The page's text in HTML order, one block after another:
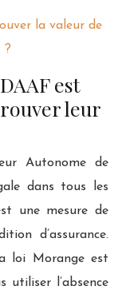
la valeur de
?
est
leur
Autonome de
dans tous les
une mesure de
d’assurance.
loi Morange est
utiliser l’absence